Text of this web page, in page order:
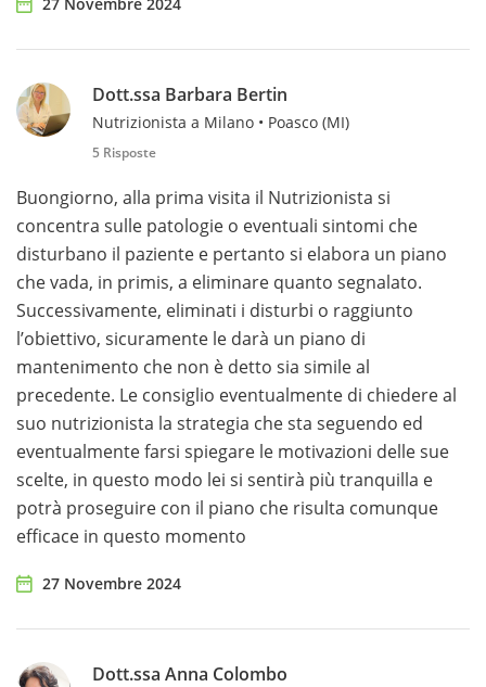
Dott.ssa Barbara Bertin
Nutrizionista a Milano • Poasco (MI)
5 Risposte
Buongiorno, alla prima visita il Nutrizionista si
concentra sulle patologie o eventuali sintomi che
disturbano il paziente e pertanto si elabora un piano
che vada, in primis, a eliminare quanto segnalato.
Successivamente, eliminati i disturbi o raggiunto
l’obiettivo, sicuramente le darà un piano di
mantenimento che non è detto sia simile al
precedente. Le consiglio eventualmente di chiedere al
suo nutrizionista la strategia che sta seguendo ed
eventualmente farsi spiegare le motivazioni delle sue
scelte, in questo modo lei si sentirà più tranquilla e
potrà proseguire con il piano che risulta comunque
efficace in questo momento
27 Novembre 2024
Dott.ssa Anna Colombo